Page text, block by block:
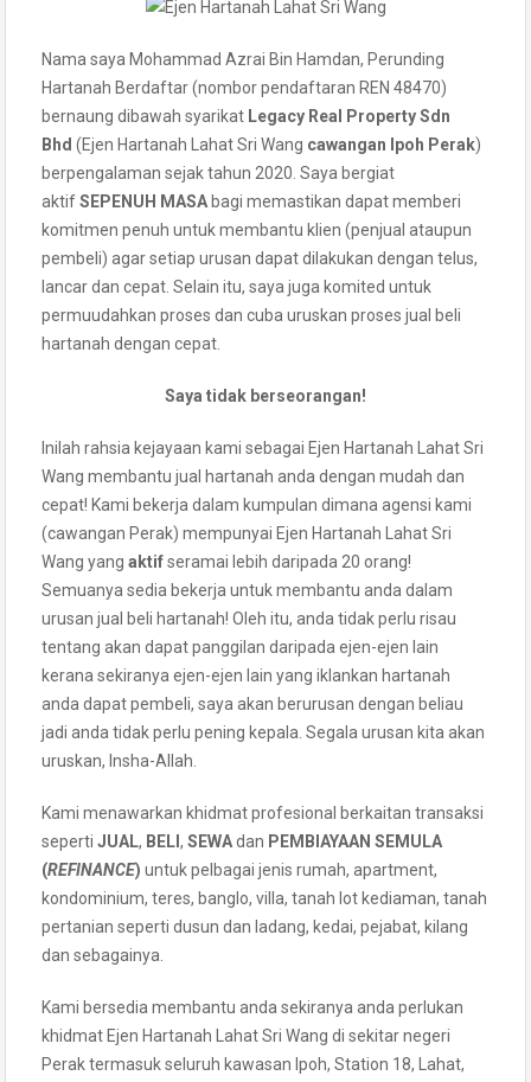
Nama saya Mohammad Azrai Bin Hamdan, Perunding
Hartanah Berdaftar (nombor pendaftaran REN 48470)
bernaung dibawah syarikat Legacy Real Property Sdn
Bhd (Ejen Hartanah Lahat Sri Wang cawangan Ipoh Perak)
berpengalaman sejak tahun 2020. Saya bergiat
aktifSEPENUH MASA bagi memastikan dapat memberi
komitmen penuh untuk membantu klien (penjual ataupun
pembeli) agar setiap urusan dapat dilakukan dengan telus,
lancar dan cepat. Selain itu, saya juga komited untuk
permuudahkan proses dan cuba uruskan proses jual beli
hartanah dengan cepat.
Saya tidak berseorangan!
Inilah rahsia kejayaan kami sebagai Ejen Hartanah Lahat Sri
Wang membantu jual hartanah anda dengan mudah dan
cepat! Kami bekerja dalam kumpulan dimana agensi kami
(cawangan Perak) mempunyai Ejen Hartanah Lahat Sri
Wang yang aktifseramai lebih daripada 20 orang!
Semuanya sedia bekerja untuk membantu anda dalam
urusan jual beli hartanah! Oleh itu, anda tidak perlu risau
tentang akan dapat panggilan daripada ejen-ejen lain
kerana sekiranya ejen-ejen lain yang iklankan hartanah
anda dapat pembeli, saya akan berurusan dengan beliau
jadi anda tidak perlu pening kepala. Segala urusan kita akan
uruskan, Insha-Allah.
Kami menawarkan khidmat profesional berkaitan transaksi
seperti JUAL, BELI , SEWAdan PEMBIAYAAN SEMULA
(REFINANCE) untuk pelbagai jenis rumah, apartment,
kondominium, teres, banglo, villa, tanah lot kediaman, tanah
pertanian seperti dusun dan ladang, kedai, pejabat, kilang
dan sebagainya.
Kami bersedia membantu anda sekiranya anda perlukan
khidmat Ejen Hartanah Lahat Sri Wang di sekitar negeri
Perak termasuk seluruh kawasan Ipoh, Station 18, Lahat,